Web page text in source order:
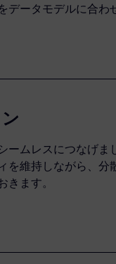
データモデルに合わ
ームレスにつなげま
を維持しながら、分
きます。